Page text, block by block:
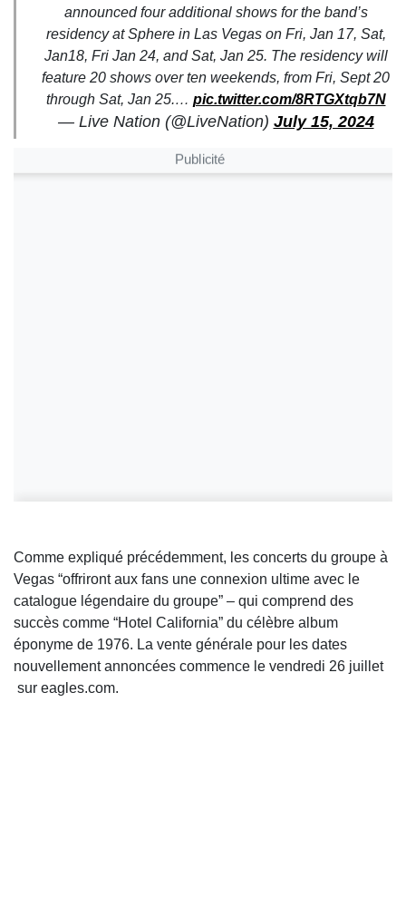
announced four additional shows for the band’s
residency at Sphere in Las Vegas on Fri, Jan 17, Sat,
Jan18, Fri Jan 24, and Sat, Jan 25. The residency will
feature 20 shows over ten weekends, from Fri, Sept 20
through Sat, Jan 25.… pic.twitter.com/8RTGXtqb7N
— Live Nation (@LiveNation) July 15, 2024
Publicité
Comme expliqué précédemment, les concerts du groupe à
Vegas “offriront aux fans une connexion ultime avec le
catalogue légendaire du groupe” – qui comprend des
succès comme “Hotel California” du célèbre album
éponyme de 1976. La vente générale pour les dates
nouvellement annoncées commence le vendredi 26 juillet
sur eagles.com.